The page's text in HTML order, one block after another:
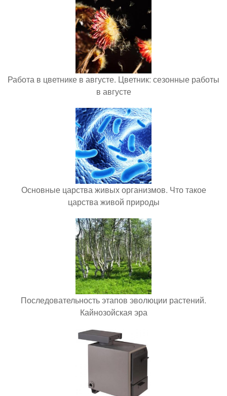
Работа в цветнике в августе. Цветник: сезонные работы
в августе
Основные царства живых организмов. Что такое
царства живой природы
Последовательность этапов эволюции растений.
Кайнозойская эра